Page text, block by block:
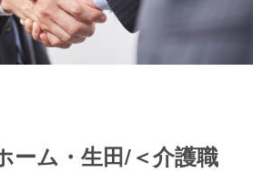
ーム・生田/＜介護職